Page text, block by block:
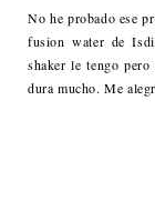
No he probado ese
fusion water de
shaker le tengo
dura mucho. Me